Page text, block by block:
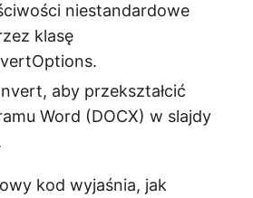
niestandardowe
klasę
aby przekształcić
Word (DOCX) w slajdy
kod wyjaśnia, jak